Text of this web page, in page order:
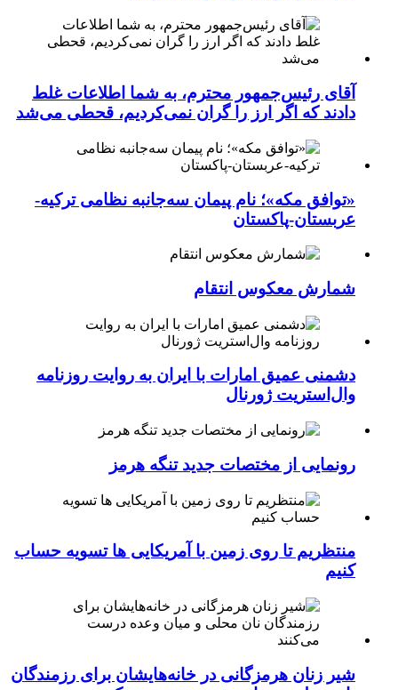
آقای رئیس‌جمهور محترم، به شما اطلاعات غلط
دادند که اگر ارز را گران نمی‌کردیم، قحطی می‌شد
«توافق مکه»؛ نام پیمان سه‌جانبه نظامی ترکیه-
عربستان-پاکستان
شمارش معکوس انتقام
دشمنی عمیق امارات با ایران به روایت روزنامه
وال‌استریت ژورنال
رونمایی از مختصات جدید تنگه هرمز
منتظریم تا روی زمین با آمریکایی ها تسویه حساب
کنیم
شیر زنان هرمزگانی در خانه‌هایشان برای رزمندگان